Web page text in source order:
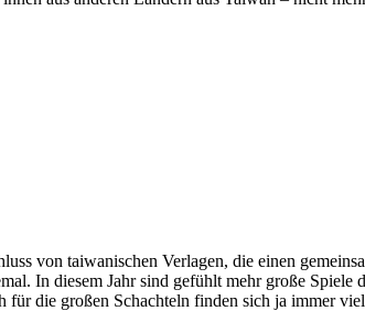
von taiwanischen Verlagen, die einen
In diesem Jahr sind gefühlt mehr große Spiele
die großen Schachteln finden sich ja immer